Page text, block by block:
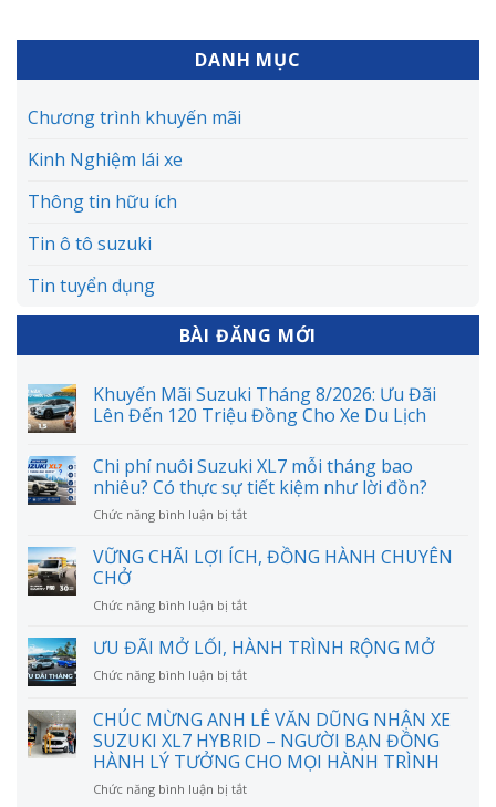
DANH MỤC
Chương trình khuyến mãi
Kinh Nghiệm lái xe
Thông tin hữu ích
Tin ô tô suzuki
Tin tuyển dụng
BÀI ĐĂNG MỚI
Khuyến Mãi Suzuki Tháng 8/2026: Ưu Đãi
Lên Đến 120 Triệu Đồng Cho Xe Du Lịch
Chi phí nuôi Suzuki XL7 mỗi tháng bao
nhiêu? Có thực sự tiết kiệm như lời đồn?
Chức năng bình luận bị tắtở
phí
nuôi
XL7
tháng
nhiêu?
thực
sự
tiết
như
VỮNG CHÃI LỢI ÍCH, ĐỒNG HÀNH CHUYÊN
CHỞ
Chức năng bình luận bị tắtở
CHÃI
LỢI
ÍCH,
HÀNH
CHUYÊN
CHỞ
ƯU ĐÃI MỞ LỐI, HÀNH TRÌNH RỘNG MỞ
Chức năng bình luận bị tắtở
ĐÃI
MỞ
LỐI,
HÀNH
TRÌNH
CHÚC MỪNG ANH LÊ VĂN DŨNG NHẬN XE
SUZUKI XL7 HYBRID – NGƯỜI BẠN ĐỒNG
HÀNH LÝ TƯỞNG CHO MỌI HÀNH TRÌNH
Chức năng bình luận bị tắtở